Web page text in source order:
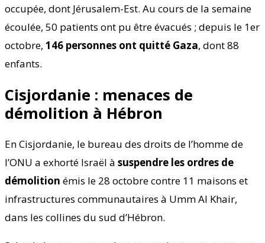
occupée, dont Jérusalem-Est. Au cours de la semaine
écoulée, 50 patients ont pu être évacués ; depuis le 1er
octobre, 146 personnes ont quitté Gaza, dont 88
enfants.
Cisjordanie : menaces de
démolition à Hébron
En Cisjordanie, le bureau des droits de l’homme de
l’ONU a exhorté Israël à suspendre les ordres de
démolition émis le 28 octobre contre 11 maisons et
infrastructures communautaires à Umm Al Khair,
dans les collines du sud d’Hébron.